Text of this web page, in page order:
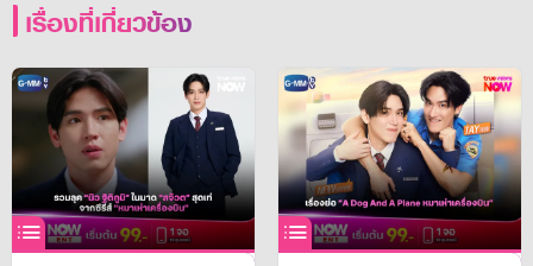
เรื่องที่เกี่ยวข้อง